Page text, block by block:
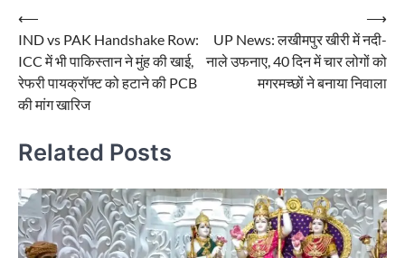
Post
navigation
⟵
IND vs PAK Handshake Row:
ICC में भी पाकिस्तान ने मुंह की खाई,
रेफरी पायक्रॉफ्ट को हटाने की PCB
की मांग खारिज
UP News: लखीमपुर खीरी में नदी-
नाले उफनाए, 40 दिन में चार लोगों को
मगरमच्छों ने बनाया निवाला
⟶
Related Posts